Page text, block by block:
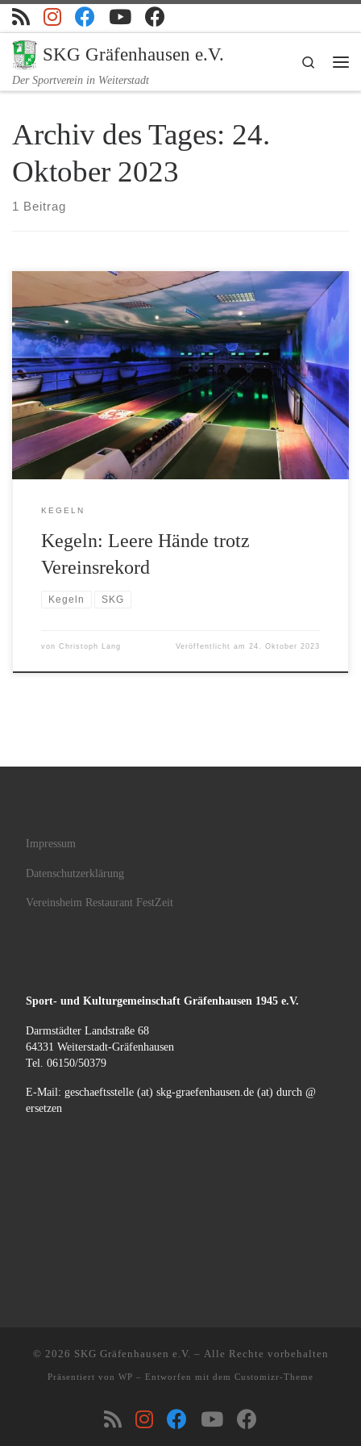
Zum Inhalt springen
SKG Gräfenhausen e.V.
Der Sportverein in Weiterstadt
Search
Archiv des Tages: 24.
Oktober 2023
1 Beitrag
– erste Herren verlieren hochklassiges Duell; nur erste Damen
punkten an Spieltag 5 Der fünfte Spieltag stellt für die
Keglerinnen und Kegler der SKG Gräfenhausen einen Spieltag
zum Vergessen dar. Einzig die erste Damenmannschaft konnte
einfach punkten, sie spielten trotz überlegener Leistung Remis. Die
vier Herrenteams hatten allesamt das Nachsehen. […]
KEGELN
Kegeln: Leere Hände trotz
Vereinsrekord
Kegeln SKG
von Christoph Lang Veröffentlicht am24. Oktober 2023
Impressum
Datenschutzerklärung
Vereinsheim Restaurant FestZeit
Sport- und Kulturgemeinschaft Gräfenhausen 1945 e.V.
Darmstädter Landstraße 68
64331 Weiterstadt-Gräfenhausen
Tel. 06150/50379
E-Mail: geschaeftsstelle (at) skg-graefenhausen.de (at) durch @
ersetzen
© 2026 SKG Gräfenhausen e.V. – Alle Rechte vorbehalten
Präsentiert von WP – Entworfen mit dem Customizr-Theme